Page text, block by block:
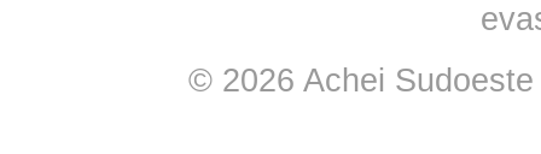
© 2026 Achei